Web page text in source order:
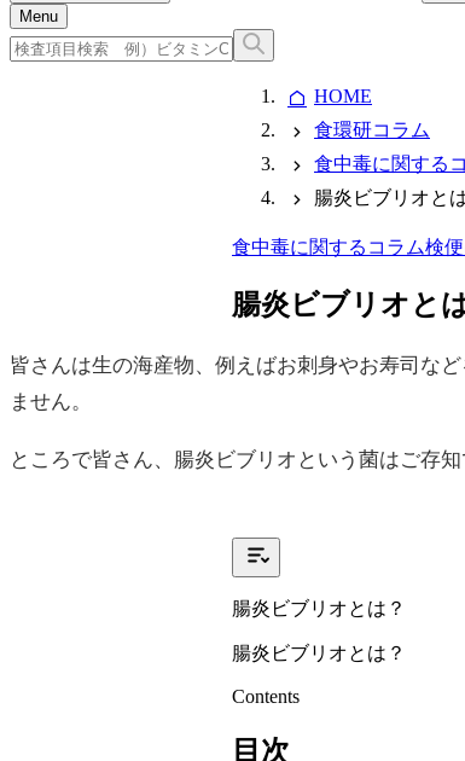
Menu
HOME
食環研コラム
食中毒に関する
腸炎ビブリオと
食中毒に関するコラム検
腸炎ビブリオと
皆さんは生の海産物、例えばお刺身やお寿司な
ません。
ところで皆さん、腸炎ビブリオという菌はご存
腸炎ビブリオとは？
腸炎ビブリオとは？
Contents
目次